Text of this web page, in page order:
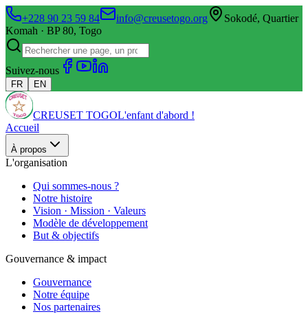
+228 90 23 59 84 info@creusetogo.org
Sokodé, Quartier
Komah · BP 80, Togo
Suivez-nous
FR EN
CREUSET TOGOL'enfant d'abord !
Accueil
À propos
L'organisation
Qui sommes-nous ?
Notre histoire
Vision · Mission · Valeurs
Modèle de développement
But & objectifs
Gouvernance & impact
Gouvernance
Notre équipe
Nos partenaires